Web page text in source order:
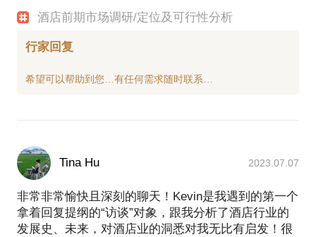
酒店前期市场调研/定位及可行性分析
行家回复
Tina Hu 2023.07.07
非常非常愉快且深刻的聊天！Kevin是我遇到的第一个
拿着回复提纲的“访谈”对象，跟我分析了酒店行业的
发展史、未来，对酒店业的洞悉对我无比有启发！很